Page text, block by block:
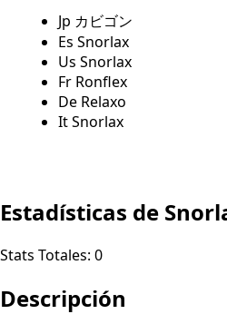
Jp カビゴン
Es Snorlax
Us Snorlax
Fr Ronflex
De Relaxo
It Snorlax
Estadísticas de
Stats Totales: 0
Descripción